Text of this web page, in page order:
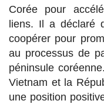
Corée pour
liens. Il a déclaré
coopérer pour
au processus de
péninsule
Vietnam et la
une position